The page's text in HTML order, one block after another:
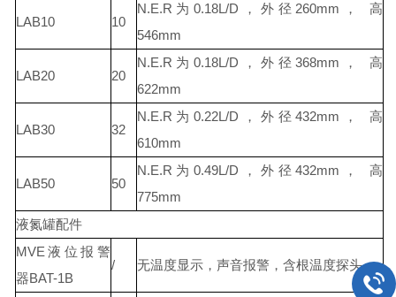
LAB10 10
N.E.R为0.18L/D，外径260mm， 高
546mm
LAB20 20
N.E.R为0.18L/D，外径368mm， 高
622mm
LAB30 32
N.E.R为0.22L/D，外径432mm， 高
610mm
LAB50 50
N.E.R为0.49L/D，外径432mm， 高
775mm
液氮罐配件
MVE液位报警
器BAT-1B
/ 无温度显示，声音报警，含根温度探头